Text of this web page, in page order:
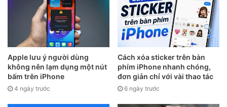
2. Chặn không cho thành viên mới
Apple lưu ý người dùng
không nên lạm dụng một nút
bấm trên iPhone
4 ngày trước
Cách xóa sticker trên bàn
phím iPhone nhanh chóng,
đơn giản chỉ với vài thao tác
6 ngày trước